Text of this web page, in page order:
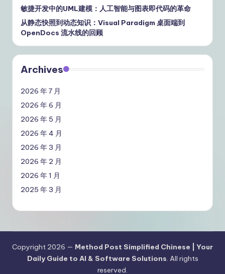
敏捷开发中的UML建模：人工智能与图表即代码的革命
从静态快照到动态知识：Visual Paradigm 桌面端到
OpenDocs 流水线的回顾
Archives
2026 年 7 月
2026 年 6 月
2026 年 5 月
2026 年 4 月
2026 年 3 月
2026 年 2 月
2026 年 1 月
2025 年 3 月
Copyright 2026 — Method Post Simplified Chinese | Your
Daily Guide to AI & Software Solutions. All rights
reserved.